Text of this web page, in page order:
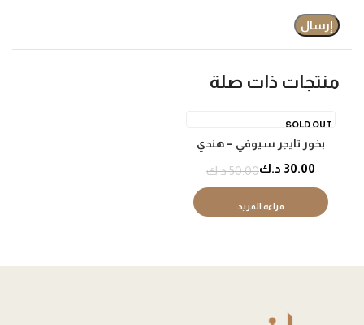
منتجات ذات صلة
SOLD OUT
بخور تايجر سيوفي – هندي
50.00د.ك 30.00 د.ك
قراءة المزيد